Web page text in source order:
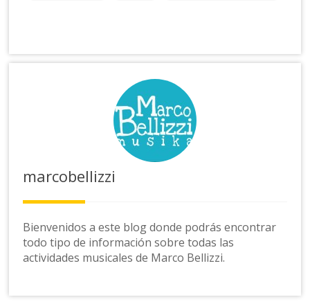
marcobellizzi
Bienvenidos a este blog donde podrás encontrar
todo tipo de información sobre todas las
actividades musicales de Marco Bellizzi.